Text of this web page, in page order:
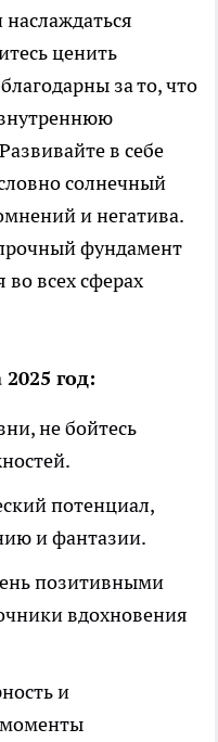
наслаждаться
ценить
за то, что
в себе
солнечный
и негатива.
фундамент
во всех сферах
год:
не бойтесь
потенциал,
и фантазии.
позитивными
вдохновения
и
моменты